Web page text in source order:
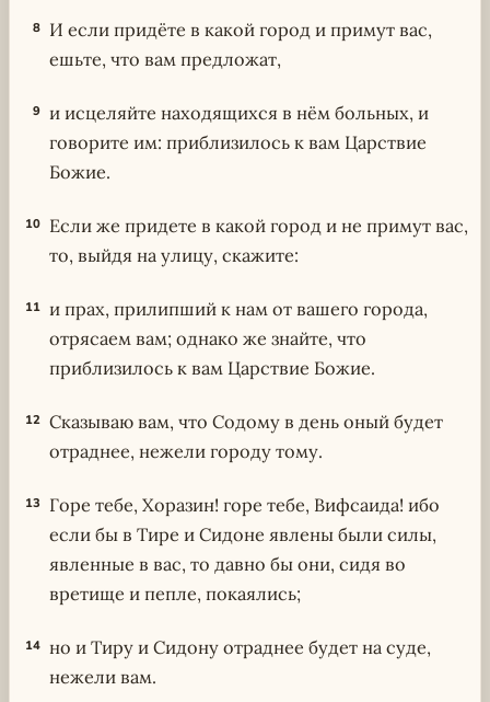
8 И если придёте в какой город и примут вас,
ешьте, что вам предложат,
9 и исцеляйте находящихся в нём больных, и
говорите им: приблизилось к вам Царствие
Божие.
10 Если же придете в какой город и не примут вас,
то, выйдя на улицу, скажите:
11 и прах, прилипший к нам от вашего города,
отрясаем вам; однако же знайте, что
приблизилось к вам Царствие Божие.
12 Сказываю вам, что Содому в день оный будет
отраднее, нежели городу тому.
13
Горе тебе, Хоразин! горе тебе, Вифсаида! ибо
если бы в Тире и Сидоне явлены были силы,
явленные в вас, то давно бы они, сидя во
вретище и пепле, покаялись;
14 но и Тиру и Сидону отраднее будет на суде,
нежели вам.